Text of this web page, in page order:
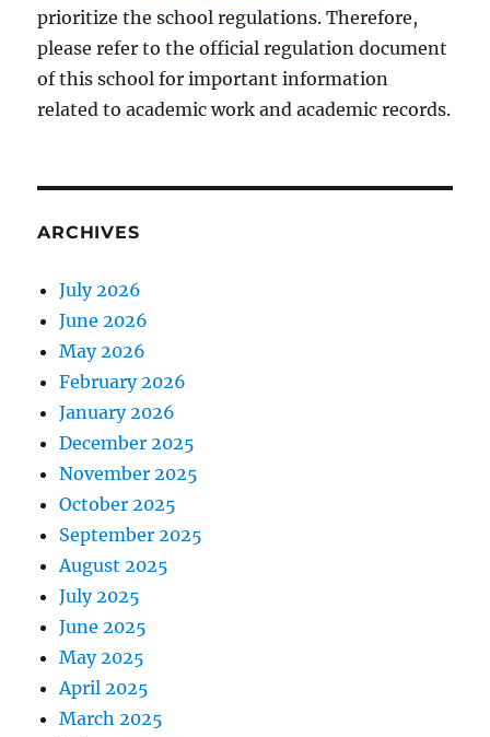
prioritize the school regulations. Therefore,
please refer to the official regulation document
of this school for important information
related to academic work and academic records.
ARCHIVES
July 2026
June 2026
May 2026
February 2026
January 2026
December 2025
November 2025
October 2025
September 2025
August 2025
July 2025
June 2025
May 2025
April 2025
March 2025